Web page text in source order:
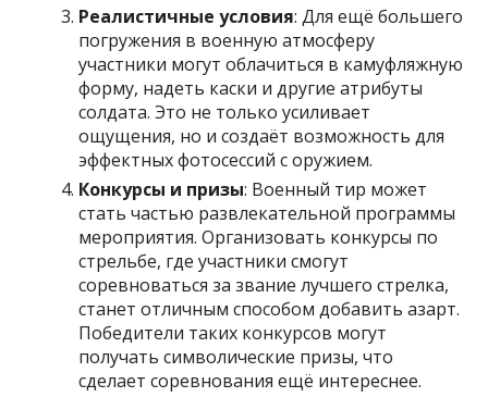
Реалистичные условия: Для ещё большего
погружения в военную атмосферу
участники могут облачиться в камуфляжную
форму, надеть каски и другие атрибуты
солдата. Это не только усиливает
ощущения, но и создаёт возможность для
эффектных фотосессий с оружием.
Конкурсы и призы: Военный тир может
стать частью развлекательной программы
мероприятия. Организовать конкурсы по
стрельбе, где участники смогут
соревноваться за звание лучшего стрелка,
станет отличным способом добавить азарт.
Победители таких конкурсов могут
получать символические призы, что
сделает соревнования ещё интереснее.